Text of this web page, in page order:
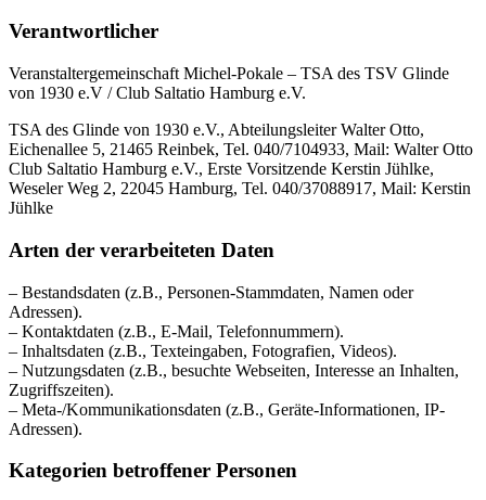
Verantwortlicher
Veranstaltergemeinschaft Michel-Pokale – TSA des TSV Glinde
von 1930 e.V / Club Saltatio Hamburg e.V.
TSA des Glinde von 1930 e.V., Abteilungsleiter Walter Otto,
Eichenallee 5, 21465 Reinbek, Tel. 040/7104933, Mail: Walter Otto
Club Saltatio Hamburg e.V., Erste Vorsitzende Kerstin Jühlke,
Weseler Weg 2, 22045 Hamburg, Tel. 040/37088917, Mail: Kerstin
Jühlke
Arten der verarbeiteten Daten
– Bestandsdaten (z.B., Personen-Stammdaten, Namen oder
Adressen).
– Kontaktdaten (z.B., E-Mail, Telefonnummern).
– Inhaltsdaten (z.B., Texteingaben, Fotografien, Videos).
– Nutzungsdaten (z.B., besuchte Webseiten, Interesse an Inhalten,
Zugriffszeiten).
– Meta-/Kommunikationsdaten (z.B., Geräte-Informationen, IP-
Adressen).
Kategorien betroffener Personen